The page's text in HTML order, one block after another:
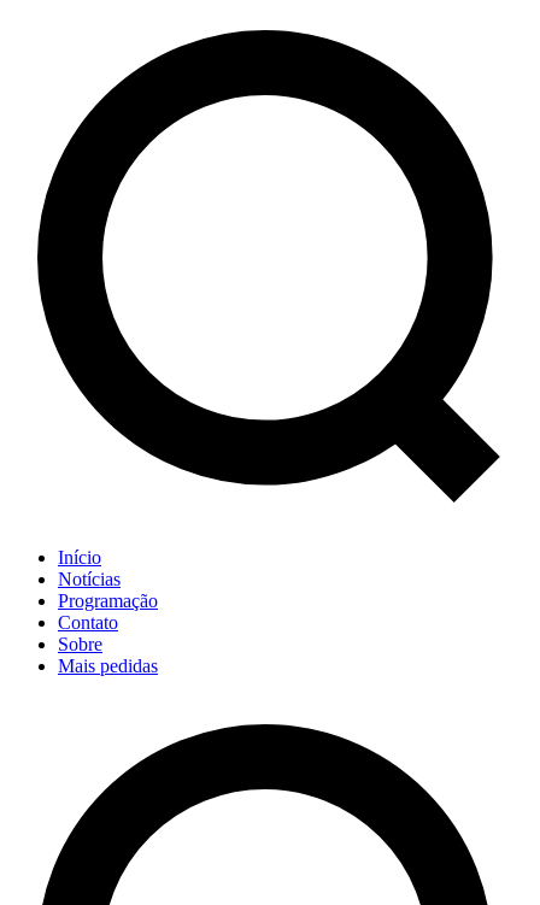
Início
Notícias
Programação
Contato
Sobre
Mais pedidas